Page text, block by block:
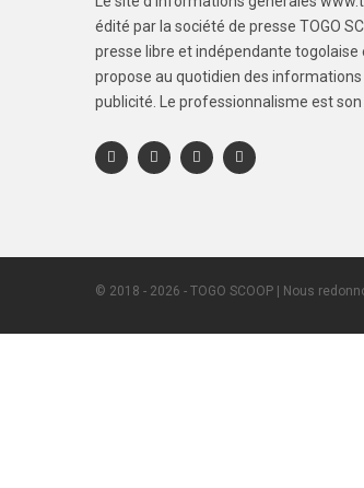
édité par la société de presse TOGO
presse libre et indépendante togolaise
propose au quotidien des informations
publicité. Le professionnalisme est son
© 2018 - 2026 - TOGO SCOOP | Nous